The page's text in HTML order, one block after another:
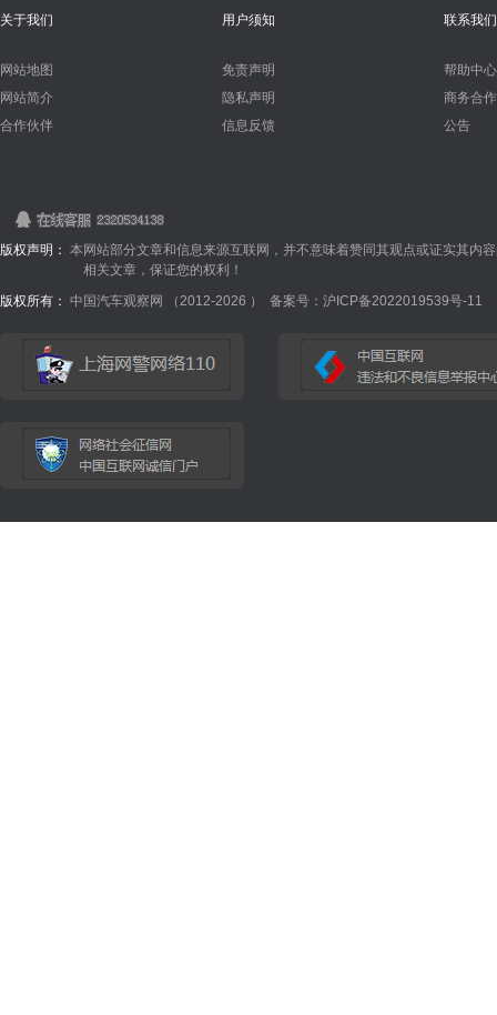
关于我们
网站地图
网站简介
合作伙伴
用户须知
免责声明
隐私声明
信息反馈
联系我们
帮助中心
商务合作
公告
版权声明： 本网站部分文章和信息来源互联网，并不意味着赞同其观点或证实其内
相关文章，保证您的权利！
版权所有： 中国汽车观察网 （2012-2026 ） 备案号：沪ICP备2022019539号-11